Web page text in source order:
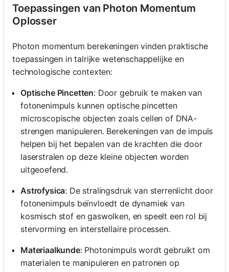
Toepassingen van Photon Momentum
Oplosser
Photon momentum berekeningen vinden praktische
toepassingen in talrijke wetenschappelijke en
technologische contexten:
Optische Pincetten: Door gebruik te maken van
fotonenimpuls kunnen optische pincetten
microscopische objecten zoals cellen of DNA-
strengen manipuleren. Berekeningen van de impuls
helpen bij het bepalen van de krachten die door
laserstralen op deze kleine objecten worden
uitgeoefend.
Astrofysica: De stralingsdruk van sterrenlicht door
fotonenimpuls beïnvloedt de dynamiek van
kosmisch stof en gaswolken, en speelt een rol bij
stervorming en interstellaire processen.
Materiaalkunde: Photonimpuls wordt gebruikt om
materialen te manipuleren en patronen op